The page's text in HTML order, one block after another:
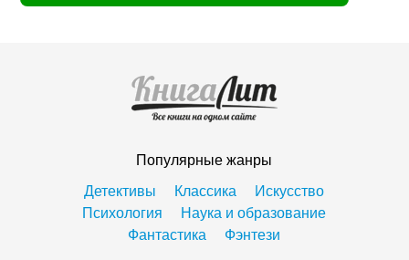
Популярные жанры
Детективы
Классика
Искусство
Психология
Наука и образование
Фантастика
Фэнтези